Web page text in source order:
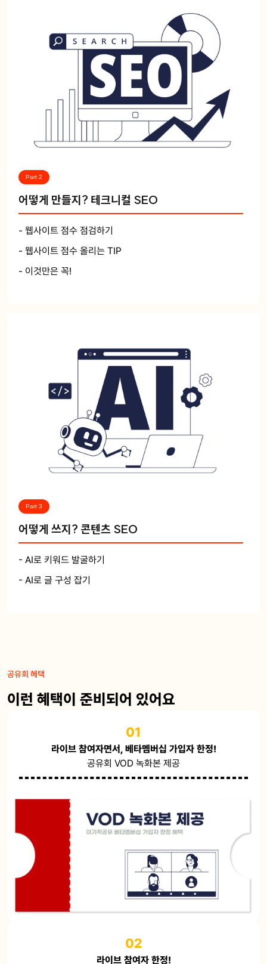
Part 2
어떻게 만들지? 테크니컬 SEO
- 웹사이트 점수 점검하기
- 웹사이트 점수 올리는 TIP
- 이것만은 꼭!
Part 3
어떻게 쓰지? 콘텐츠 SEO
- AI로 키워드 발굴하기
- AI로 글 구성 잡기
공유회 혜택
이런 혜택이 준비되어 있어요
01
라이브 참여자면서, 베타멤버십 가입자 한정!
공유회 VOD 녹화본 제공
02
라이브 참여자 한정!